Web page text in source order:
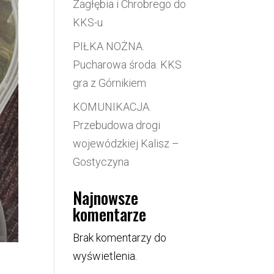
Zagłębia i Chrobrego do
KKS-u
PIŁKA NOŻNA.
Pucharowa środa. KKS
gra z Górnikiem
KOMUNIKACJA.
Przebudowa drogi
wojewódzkiej Kalisz –
Gostyczyna
Najnowsze
komentarze
Brak komentarzy do
wyświetlenia.